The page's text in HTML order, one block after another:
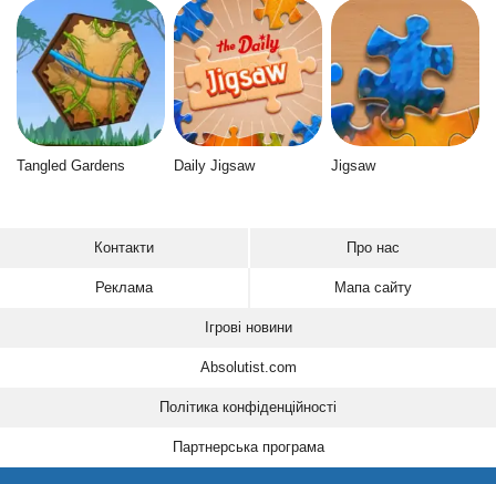
Tangled Gardens Daily Jigsaw Jigsaw
Контакти Про нас
Реклама Мапа сайту
Ігрові новини
Absolutist.com
Політика конфіденційності
Партнерська програма